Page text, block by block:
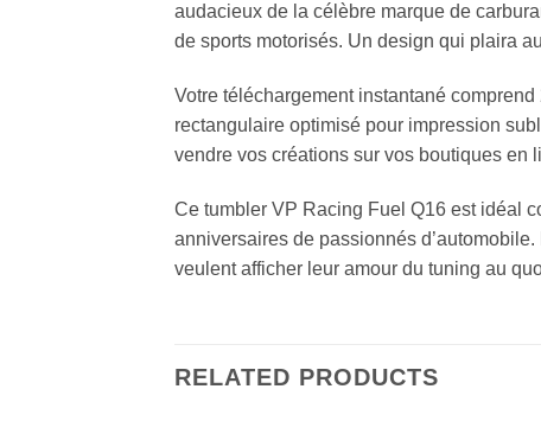
audacieux de la célèbre marque de
de sports motorisés. Un design qui plaira
Votre téléchargement instantané
rectangulaire optimisé pour impression
vendre vos créations sur vos boutiques en
Ce tumbler VP Racing Fuel Q16 est idéal
anniversaires de passionnés
veulent afficher leur amour du tuning au
RELATED PRODUCTS